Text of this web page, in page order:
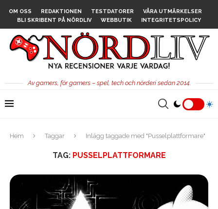
OM OSS REDAKTIONEN TESTDATORER
VÅRA UTMÄRKELSER
BLI SKRIBENT PÅ NÖRDLIV
WEBBUTIK INTEGRITETSPOLICY
Av gamers, för gamers – spel, tech och nörderi sedan 2014.
Hem Taggar Inlägg taggade med "Pusselplattformare"
TAG: PUSSELPLATTFORMARE